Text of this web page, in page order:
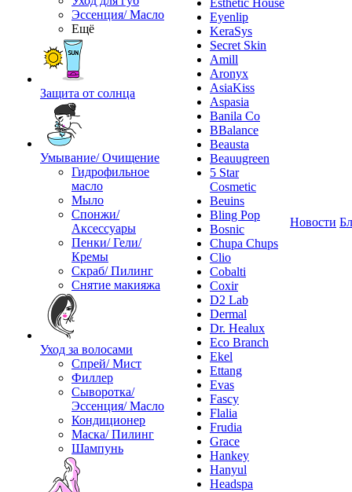
Эссенция/ Масло
Ещё
Защита от солнца
Умывание/ Очищение
Гидрофильное
масло
Мыло
Спонжи/
Аксессуары
Пенки/ Гели/
Кремы
Скраб/ Пилинг
Снятие макияжа
Уход за волосами
Спрей/ Мист
Филлер
Сыворотка/
Эссенция/ Масло
Кондиционер
Маска/ Пилинг
Шампунь
Esthetic House
Eyenlip
KeraSys
Secret Skin
Amill
Aronyx
AsiaKiss
Aspasia
Banila Co
BBalance
Beausta
Beauugreen
5 Star
Cosmetic
Beuins
Bling Pop
Bosnic
Chupa Chups
Clio
Cobalti
Coxir
D2 Lab
Dermal
Dr. Healux
Eco Branch
Ekel
Ettang
Evas
Fascy
Flalia
Frudia
Grace
Hankey
Hanyul
Headspa
Новости